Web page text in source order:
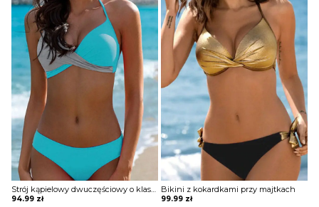
BIELIZNA
BLUZY
SWETRY
OKRYCIA WIERZCHNIE
Strój kąpielowy dwuczęściowy o klasycznym kroju
94.99 zł
Bikini z kokardkami przy majtkach
99.99 zł